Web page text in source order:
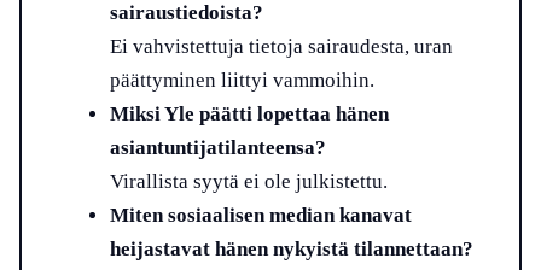
sairaustiedoista?
Ei vahvistettuja tietoja sairaudesta, uran
päättyminen liittyi vammoihin.
Miksi Yle päätti lopettaa hänen
asiantuntijatilanteensa?
Virallista syytä ei ole julkistettu.
Miten sosiaalisen median kanavat
heijastavat hänen nykyistä tilannettaan?